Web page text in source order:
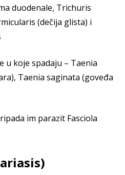
duodenale, Trichuris
(dečija glista) i
u koje spadaju – Taenia
Taenia saginata (goveđa
im parazit Fasciola